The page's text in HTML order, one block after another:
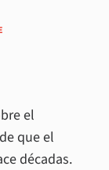
el
que el
décadas.